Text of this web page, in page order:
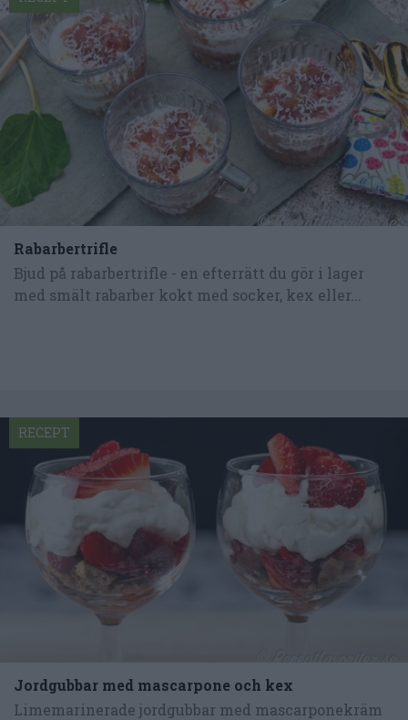
Rabarbertrifle
Bjud på rabarbertrifle - en efterrätt du gör i lager
med smält rabarber kokt med socker, kex eller...
Jordgubbar med mascarpone och kex
Limemarinerade jordgubbar med mascarponekräm
RECEPT